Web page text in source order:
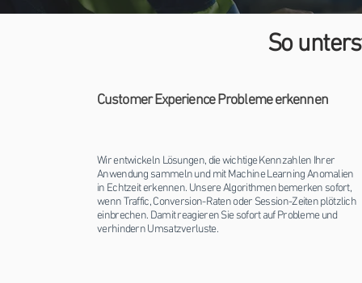
So
Customer Experience Probleme erkennen
Wir entwickeln Lösungen, die wichtige Kennzahlen Ihrer
Anwendung sammeln und mit Machine Learning Anomalien
in Echtzeit erkennen. Unsere Algorithmen bemerken sofort,
wenn Traffic, Conversion-Raten oder Session-Zeiten plötzlich
einbrechen. Damit reagieren Sie sofort auf Probleme und
verhindern Umsatzverluste.